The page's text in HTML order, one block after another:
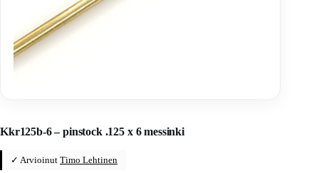
Kkr125b-6 – pinstock .125 x 6 messinki
✓ Arvioinut Timo Lehtinen